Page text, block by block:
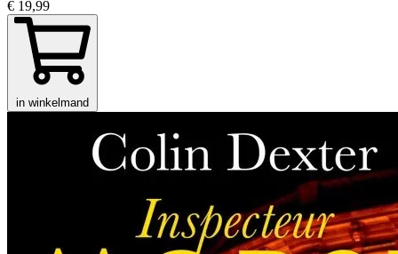
€ 19,99
in winkelmand